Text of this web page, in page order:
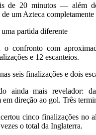
de 20 minutos — além
um Azteca completamente
partida diferente
confronto com
e 12 escanteios.
seis finalizações e dois
ainda mais revelador:
direção ao gol. Três
cinco finalizações no
o total da Inglaterra.